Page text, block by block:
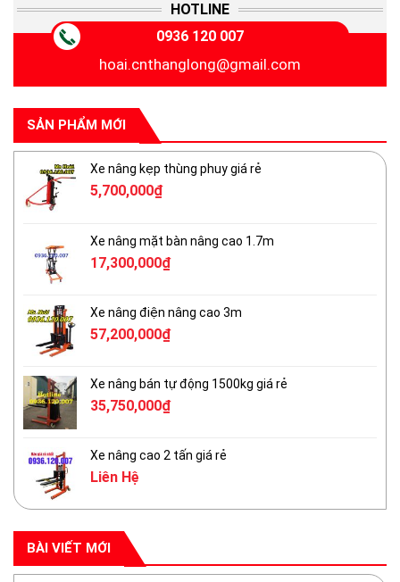
HOTLINE
0936 120 007
hoai.cnthanglong@gmail.com
SẢN PHẨM MỚI
Xe nâng kẹp thùng phuy giá rẻ
5,700,000₫
Xe nâng mặt bàn nâng cao 1.7m
17,300,000₫
Xe nâng điện nâng cao 3m
57,200,000₫
Xe nâng bán tự động 1500kg giá rẻ
35,750,000₫
Xe nâng cao 2 tấn giá rẻ
Liên Hệ
BÀI VIẾT MỚI